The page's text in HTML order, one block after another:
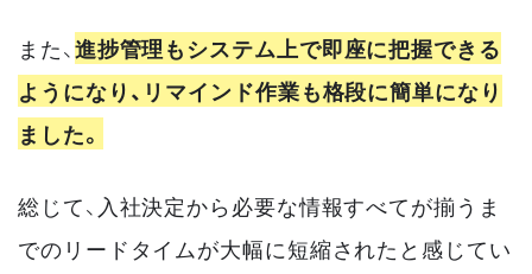
また、進捗管理もシステム上で即座に把握できる
ようになり、リマインド作業も格段に簡単になり
ました。
総じて、入社決定から必要な情報すべてが揃うま
でのリードタイムが大幅に短縮されたと感じてい